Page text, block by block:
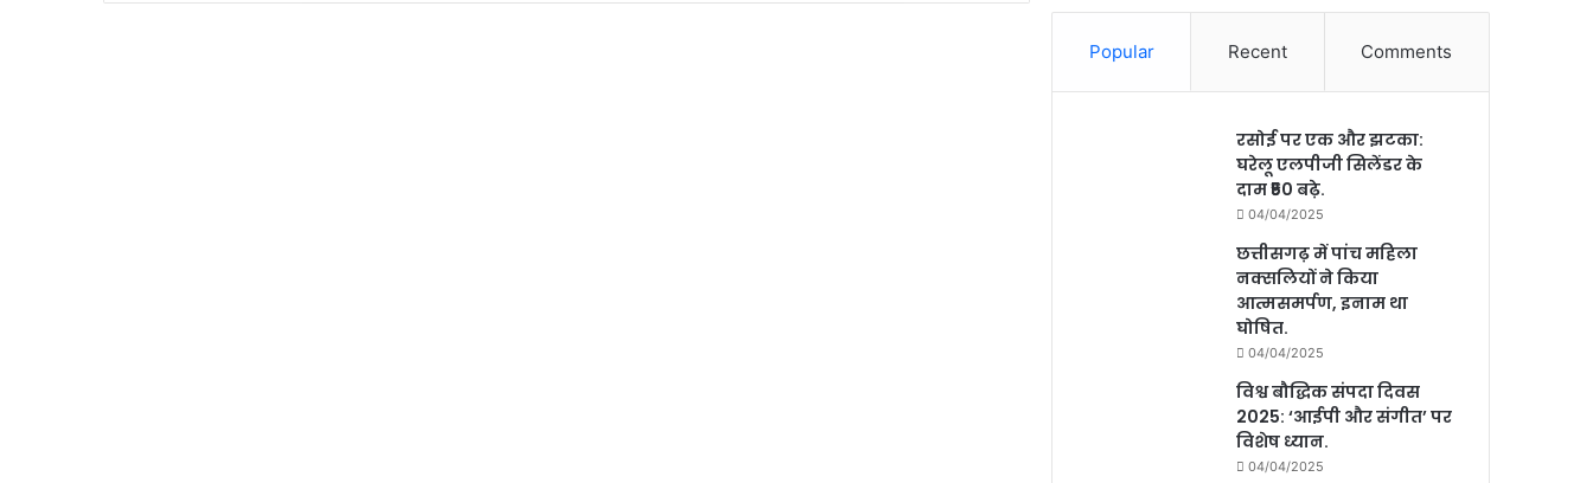
Popular Recent Comments
रसोई पर एक और झटका:
घरेलू एलपीजी सिलेंडर के
दाम ₹50 बढ़े.
04/04/2025
छत्तीसगढ़ में पांच महिला
नक्सलियों ने किया
आत्मसमर्पण, इनाम था
घोषित.
04/04/2025
विश्व बौद्धिक संपदा दिवस
2025: ‘आईपी और संगीत’ पर
विशेष ध्यान.
04/04/2025